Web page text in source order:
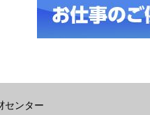
センター